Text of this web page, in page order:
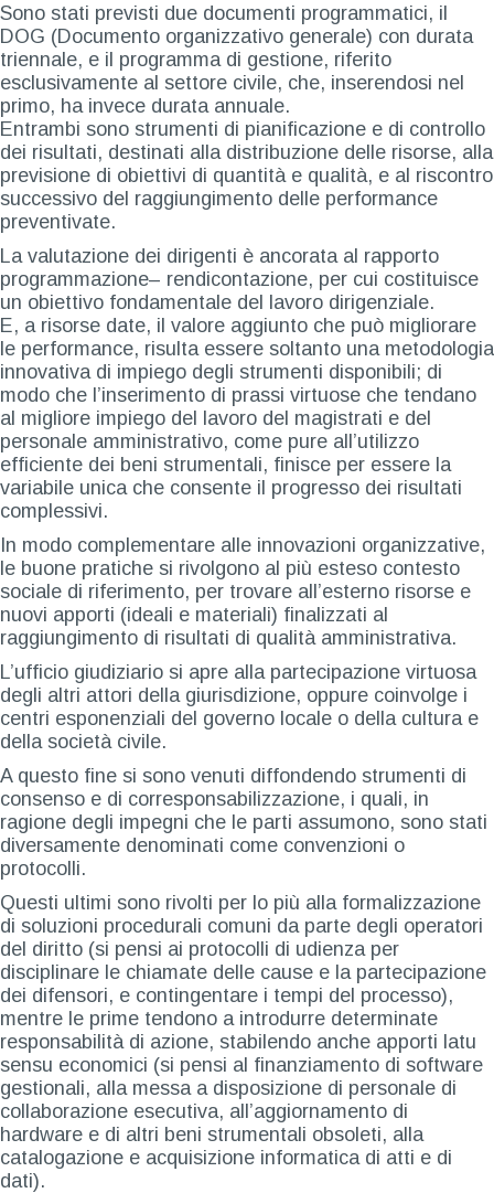
Sono stati previsti due documenti programmatici, il
DOG (Documento organizzativo generale) con durata
triennale, e il programma di gestione, riferito
esclusivamente al settore civile, che, inserendosi nel
primo, ha invece durata annuale.
Entrambi sono strumenti di pianificazione e di controllo
dei risultati, destinati alla distribuzione delle risorse, alla
previsione di obiettivi di quantità e qualità, e al riscontro
successivo del raggiungimento delle performance
preventivate.
La valutazione dei dirigenti è ancorata al rapporto
programmazione– rendicontazione, per cui costituisce
un obiettivo fondamentale del lavoro dirigenziale.
E, a risorse date, il valore aggiunto che può migliorare
le performance, risulta essere soltanto una metodologia
innovativa di impiego degli strumenti disponibili; di
modo che l’inserimento di prassi virtuose che tendano
al migliore impiego del lavoro del magistrati e del
personale amministrativo, come pure all’utilizzo
efficiente dei beni strumentali, finisce per essere la
variabile unica che consente il progresso dei risultati
complessivi.
In modo complementare alle innovazioni organizzative,
le buone pratiche si rivolgono al più esteso contesto
sociale di riferimento, per trovare all’esterno risorse e
nuovi apporti (ideali e materiali) finalizzati al
raggiungimento di risultati di qualità amministrativa.
L’ufficio giudiziario si apre alla partecipazione virtuosa
degli altri attori della giurisdizione, oppure coinvolge i
centri esponenziali del governo locale o della cultura e
della società civile.
A questo fine si sono venuti diffondendo strumenti di
consenso e di corresponsabilizzazione, i quali, in
ragione degli impegni che le parti assumono, sono stati
diversamente denominati come convenzioni o
protocolli.
Questi ultimi sono rivolti per lo più alla formalizzazione
di soluzioni procedurali comuni da parte degli operatori
del diritto (si pensi ai protocolli di udienza per
disciplinare le chiamate delle cause e la partecipazione
dei difensori, e contingentare i tempi del processo),
mentre le prime tendono a introdurre determinate
responsabilità di azione, stabilendo anche apporti latu
sensu economici (si pensi al finanziamento di software
gestionali, alla messa a disposizione di personale di
collaborazione esecutiva, all’aggiornamento di
hardware e di altri beni strumentali obsoleti, alla
catalogazione e acquisizione informatica di atti e di
dati).